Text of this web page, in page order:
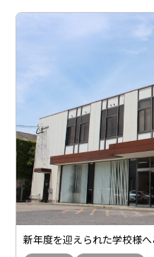
新年度を迎えられた学校様